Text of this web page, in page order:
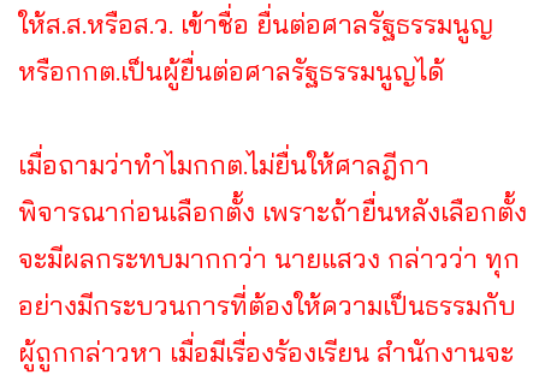
ให้ส.ส.หรือส.ว. เข้าชื่อ ยื่นต่อศาลรัฐธรรมนูญ
หรือกกต.เป็นผู้ยื่นต่อศาลรัฐธรรมนูญได้
เมื่อถามว่าทำไมกกต.ไม่ยื่นให้ศาลฎีกา
พิจารณาก่อนเลือกตั้ง เพราะถ้ายื่นหลังเลือกตั้ง
จะมีผลกระทบมากกว่า นายแสวง กล่าวว่า ทุก
อย่างมีกระบวนการที่ต้องให้ความเป็นธรรมกับ
ผู้ถูกกล่าวหา เมื่อมีเรื่องร้องเรียน สำนักงานจะ